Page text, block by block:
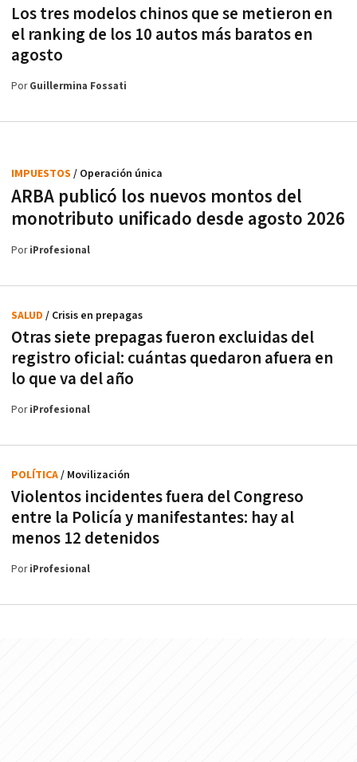
Los tres modelos chinos que se metieron en
el ranking de los 10 autos más baratos en
agosto
PorGuillermina Fossati
ARBA publicó los nuevos montos del
monotributo unificado desde agosto 2026
IMPUESTOS / Operación única
PoriProfesional
Otras siete prepagas fueron excluidas del
registro oficial: cuántas quedaron afuera en
lo que va del año
SALUD / Crisis en prepagas
PoriProfesional
Violentos incidentes fuera del Congreso
entre la Policía y manifestantes: hay al
menos 12 detenidos
POLÍTICA/ Movilización
PoriProfesional